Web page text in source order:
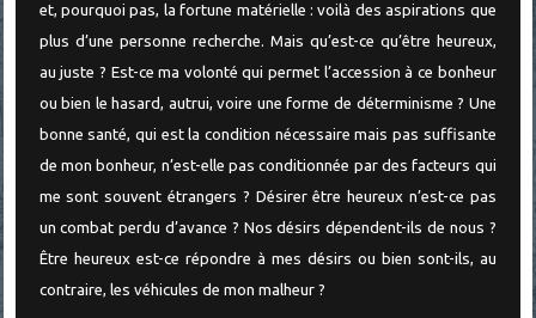
et, pourquoi pas, la fortune matérielle : voilà des aspirations que
plus d’une personne recherche. Mais qu’est-ce qu’être heureux,
au juste ? Est-ce ma volonté qui permet l’accession à ce bonheur
ou bien le hasard, autrui, voire une forme de déterminisme ? Une
bonne santé, qui est la condition nécessaire mais pas suffisante
de mon bonheur, n’est-elle pas conditionnée par des facteurs qui
me sont souvent étrangers ? Désirer être heureux n’est-ce pas
un combat perdu d’avance ? Nos désirs dépendent-ils de nous ?
Être heureux est-ce répondre à mes désirs ou bien sont-ils, au
contraire, les véhicules de mon malheur ?